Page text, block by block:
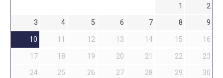
1
2
3
4 5 6 7 8
9
10
11 12 13 14 15
16
17
18 19 20 21 22
23
24
25 26 27 28 29
30